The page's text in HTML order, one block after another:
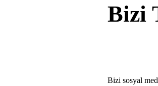
Bizi
Bizi sosyal